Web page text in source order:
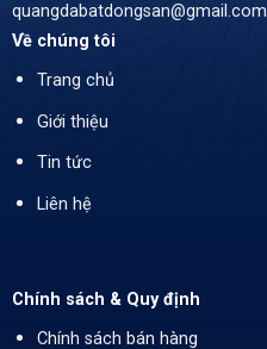
quangdabatdongsan@gmail.com
Về chúng tôi
Trang chủ
Giới thiệu
Tin tức
Liên hệ
Chính sách & Quy định
Chính sách bán hàng